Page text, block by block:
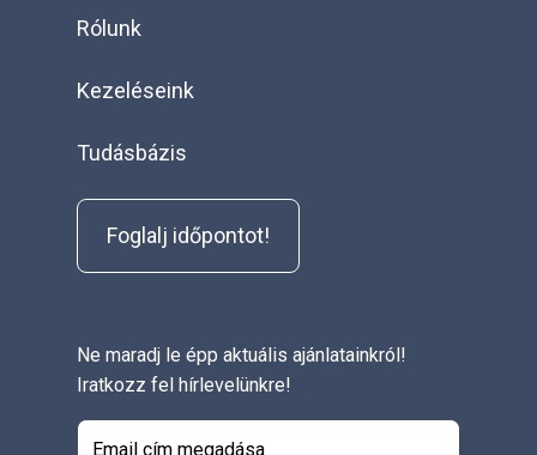
Rólunk
Kezeléseink
Tudásbázis
Foglalj időpontot!
Ne maradj le épp aktuális ajánlatainkról!
Iratkozz fel hírlevelünkre!